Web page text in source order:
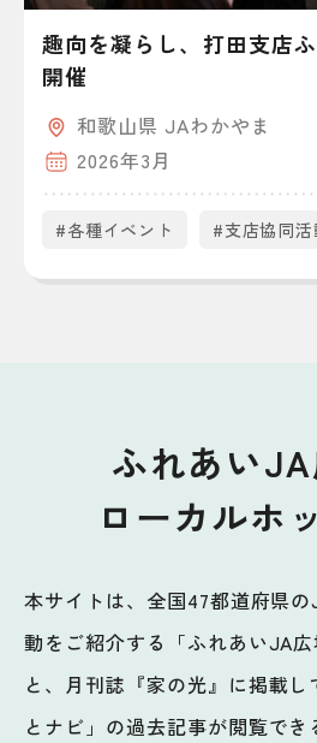
趣向を凝らし、打田支店
開催
和歌山県 JAわかやま
2026年3月
#各種イベント #支店協同活
ふれあいJA
ローカルホ
本サイトは、全国47都道府県
動をご紹介する「ふれあいJA
と、月刊誌『家の光』に掲載
とナビ」の過去記事が閲覧でき